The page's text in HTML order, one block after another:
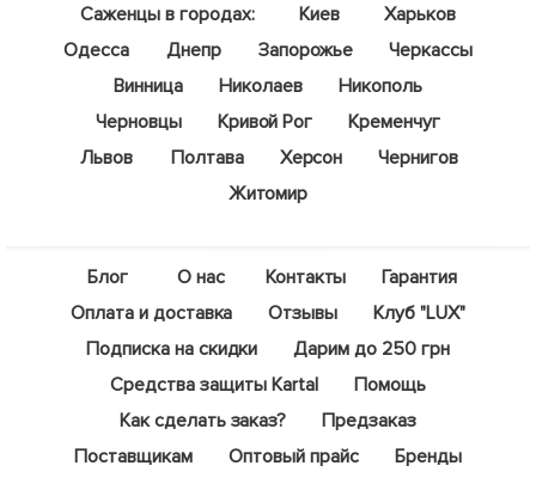
Саженцы в городах: Киев
Харьков
Одесса
Днепр Запорожье
Черкассы
Винница
Николаев
Никополь
Черновцы
Кривой Рог
Кременчуг
Львов
Полтава Херсон
Чернигов
Житомир
Блог О нас Контакты
Гарантия
Оплата и доставка
Отзывы
Клуб "LUX"
Подписка на скидки
Дарим до 250 грн
Средства защиты Kartal
Помощь
Как сделать заказ?
Предзаказ
Поставщикам
Оптовый прайс Бренды